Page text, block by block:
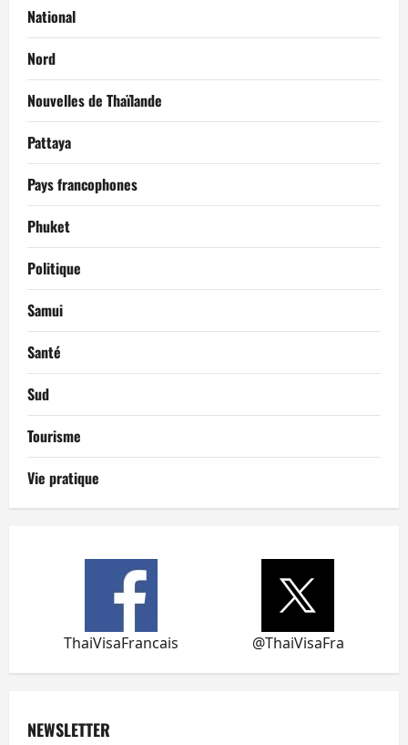
National
Nord
Nouvelles de Thaïlande
Pattaya
Pays francophones
Phuket
Politique
Samui
Santé
Sud
Tourisme
Vie pratique
ThaiVisaFrancais @ThaiVisaFra
NEWSLETTER